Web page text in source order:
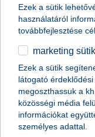
A legjobb
bank címet
A Global Finance
Trade Finance
Ezek a sütik
használatáról
továbbfejlesztése
marketing sütik
Ezek a sütik
látogató
megoszthassuk a
közösségi média
információkat
személyes adattal.